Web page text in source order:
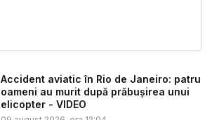
Accident aviatic în Rio de Janeiro: patru
oameni au murit după prăbușirea unui
elicopter - VIDEO